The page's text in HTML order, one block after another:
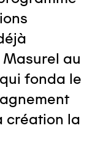
au
fonda le
création la